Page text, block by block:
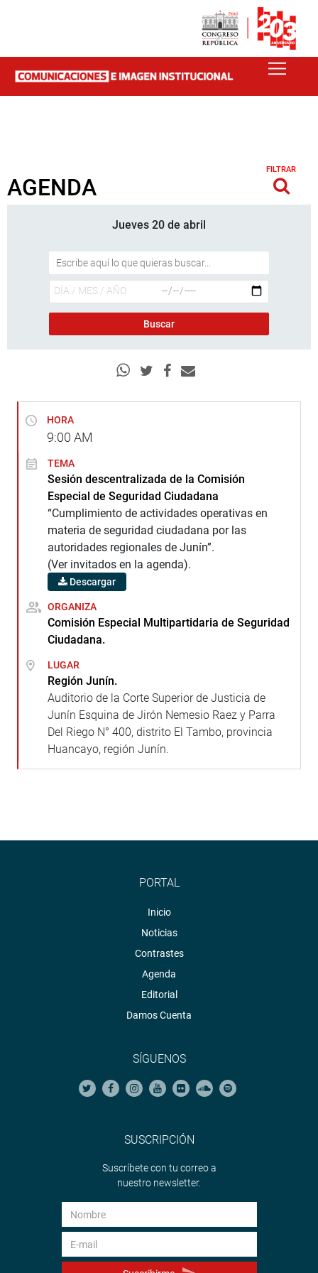
AGENDA
FILTRAR
Jueves 20 de abril
HORA
9:00 AM
TEMA
Sesión descentralizada de la Comisión
Especial de Seguridad Ciudadana
“Cumplimiento de actividades operativas en
materia de seguridad ciudadana por las
autoridades regionales de Junín”.
(Ver invitados en la agenda).
Descargar
ORGANIZA
Comisión Especial Multipartidaria de Seguridad
Ciudadana.
LUGAR
Región Junín.
Auditorio de la Corte Superior de Justicia de
Junín Esquina de Jirón Nemesio Raez y Parra
Del Riego N° 400, distrito El Tambo, provincia
Huancayo, región Junín.
PORTAL
Inicio
Noticias
Contrastes
Agenda
Editorial
Damos Cuenta
SÍGUENOS
SUSCRIPCIÓN
Suscríbete con tu correo a
nuestro newsletter.